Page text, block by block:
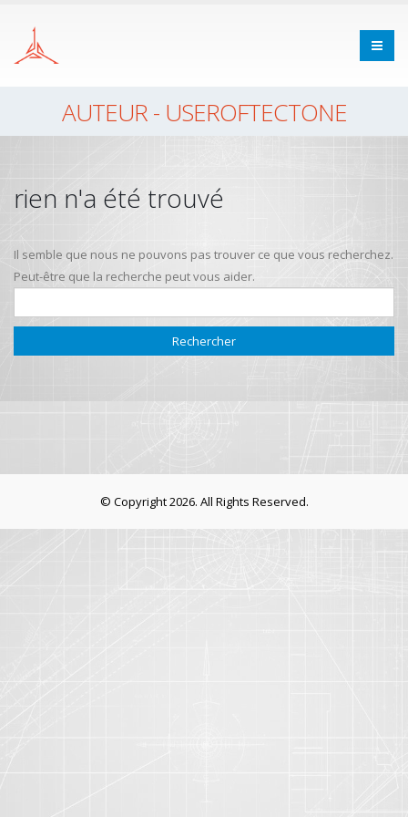
AUTEUR - USEROFTECTONE
rien n'a été trouvé
Il semble que nous ne pouvons pas trouver ce que vous recherchez.
Peut-être que la recherche peut vous aider.
© Copyright 2026. All Rights Reserved.